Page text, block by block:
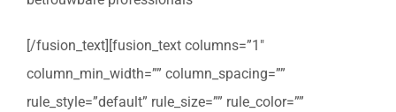
[/fusion_text][fusion_text columns=”1″
column_min_width=”” column_spacing=””
rule_style=”default” rule_size=”” rule_color=””